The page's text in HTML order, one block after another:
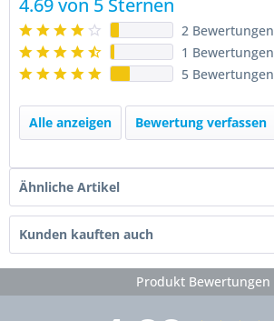
4.69 von 5 Sternen
2 Bewertungen
1 Bewertungen
5 Bewertungen
Alle anzeigen Bewertung verfassen
Ähnliche Artikel
Kunden kauften auch
Produkt Bewertungen